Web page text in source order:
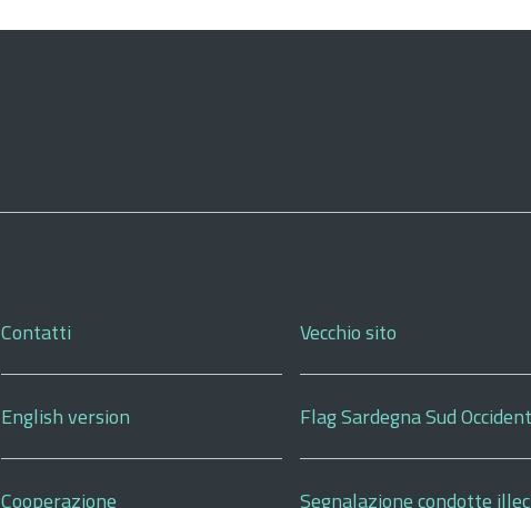
Contatti
English version
Cooperazione
Vecchio sito
Flag Sardegna Sud
Segnalazione condotte